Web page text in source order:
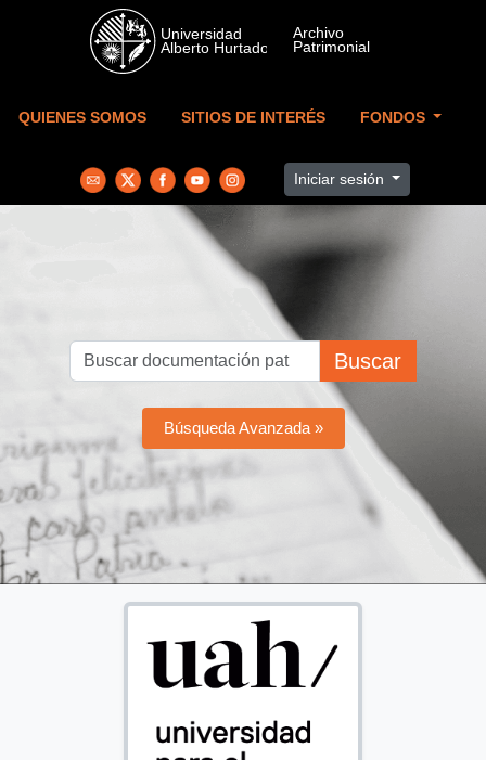
Skip to main content
QUIENES SOMOS SITIOS DE INTERÉS FONDOS
Iniciar sesión
Buscar
Búsqueda Avanzada »